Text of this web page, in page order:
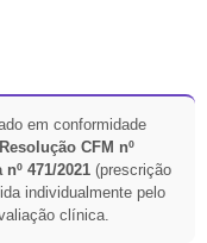
em conformidade
Resolução CFM nº
nº 471/2021 (prescrição
individualmente pelo
clínica.